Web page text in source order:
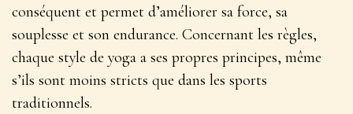
conséquent et permet d’améliorer sa force, sa
souplesse et son endurance. Concernant les règles,
chaque style de yoga a ses propres principes, même
s’ils sont moins stricts que dans les sports
traditionnels.